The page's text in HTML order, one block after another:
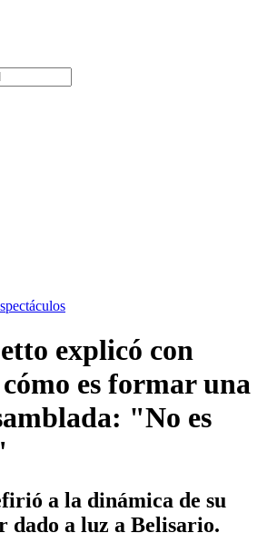
explicó con
es formar una
"No es
a la dinámica de su
dado a luz a Belisario.